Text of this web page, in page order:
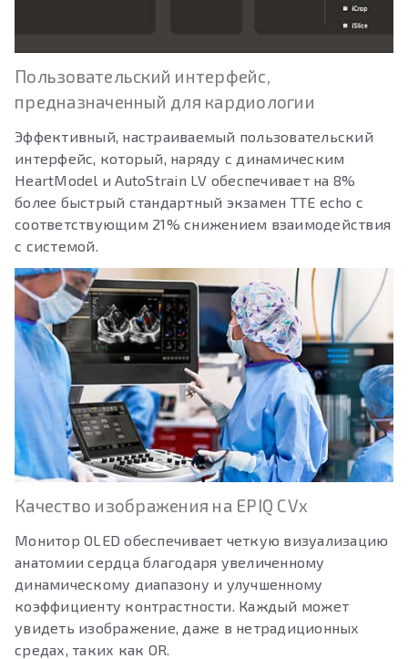
Пользовательский интерфейс,
предназначенный для кардиологии
Эффективный, настраиваемый пользовательский
интерфейс, который, наряду с динамическим
HeartModel и AutoStrain LV обеспечивает на 8%
более быстрый стандартный экзамен TTE echo с
соответствующим 21% снижением взаимодействия
с системой.
Качество изображения на EPIQ CVx
Монитор OLED обеспечивает четкую визуализацию
анатомии сердца благодаря увеличенному
динамическому диапазону и улучшенному
коэффициенту контрастности. Каждый может
увидеть изображение, даже в нетрадиционных
средах, таких как OR.